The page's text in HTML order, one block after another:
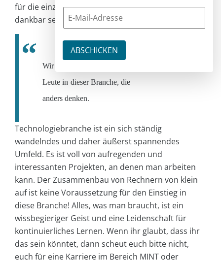
für die einzigartigen Einblicke, die ihr mitbringt,
dankbar sein.
Wir brauchen dringend
Leute in dieser Branche, die
anders denken.
Technologiebranche ist ein sich ständig
wandelndes und daher äußerst spannendes
Umfeld. Es ist voll von aufregenden und
interessanten Projekten, an denen man arbeiten
kann. Der Zusammenbau von Rechnern von klein
auf ist keine Voraussetzung für den Einstieg in
diese Branche! Alles, was man braucht, ist ein
wissbegieriger Geist und eine Leidenschaft für
kontinuierliches Lernen. Wenn ihr glaubt, dass ihr
das sein könntet, dann scheut euch bitte nicht,
euch für eine Karriere im Bereich MINT oder